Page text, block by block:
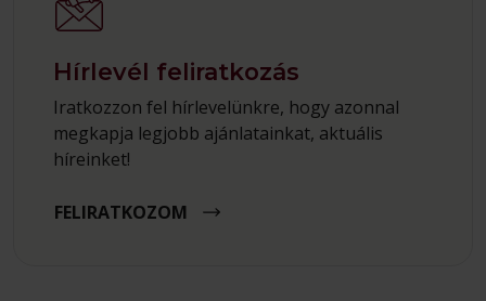
Hírlevél feliratkozás
Iratkozzon fel hírlevelünkre, hogy azonnal
megkapja legjobb ajánlatainkat, aktuális
híreinket!
FELIRATKOZOM